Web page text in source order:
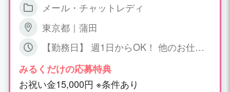
に報酬も違ってくるのですが、以下一例
2,700円～7,200円 ▼ツーショットチャッ
ト 時給 2,700円～4,500円 ▼パーティ
ーチャット 時給 1,800円～（＊一人の
お客様と話する場合） 同時に会話するお
客様が増えれば増える程、時給ＵＰ！ 平
均で時給3,000円以上、5,000円以上の方
メール・チャットレディ
東京都｜蒲田
【勤務日】 週1日からOK！ 他のお仕事
深夜、短時間でもOK! ご相談下さい
みるくだけの応募特典
お祝い金15,000円 ※条件あり